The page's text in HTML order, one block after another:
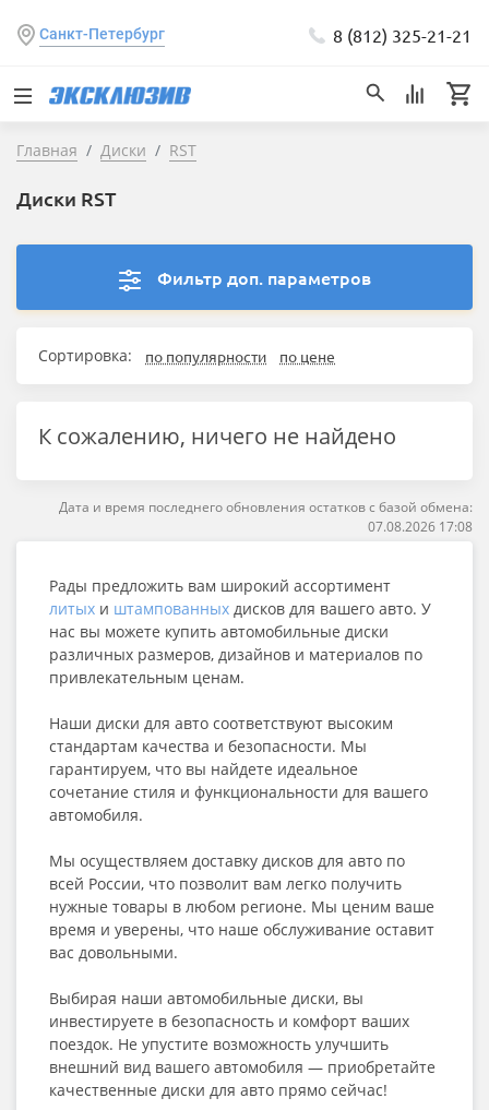
Санкт-Петербург 8 (812) 325-21-21
Главная Диски RST
Диски RST
Фильтр доп. параметров
Сортировка: по популярности по цене
К сожалению, ничего не найдено
Дата и время последнего обновления остатков с базой обмена:
07.08.2026 17:08
Рады предложить вам широкий ассортимент
литых и штампованных дисков для вашего авто. У
нас вы можете купить автомобильные диски
различных размеров, дизайнов и материалов по
привлекательным ценам.
Наши диски для авто соответствуют высоким
стандартам качества и безопасности. Мы
гарантируем, что вы найдете идеальное
сочетание стиля и функциональности для вашего
автомобиля.
Мы осуществляем доставку дисков для авто по
всей России, что позволит вам легко получить
нужные товары в любом регионе. Мы ценим ваше
время и уверены, что наше обслуживание оставит
вас довольными.
Выбирая наши автомобильные диски, вы
инвестируете в безопасность и комфорт ваших
поездок. Не упустите возможность улучшить
внешний вид вашего автомобиля — приобретайте
качественные диски для авто прямо сейчас!